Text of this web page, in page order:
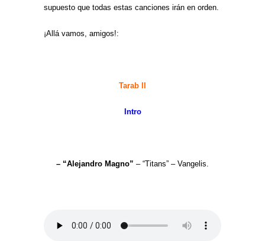
supuesto que todas estas canciones irán en orden.
¡Allá vamos, amigos!:
Tarab II
Intro
– “Alejandro Magno” – “Titans” – Vangelis.